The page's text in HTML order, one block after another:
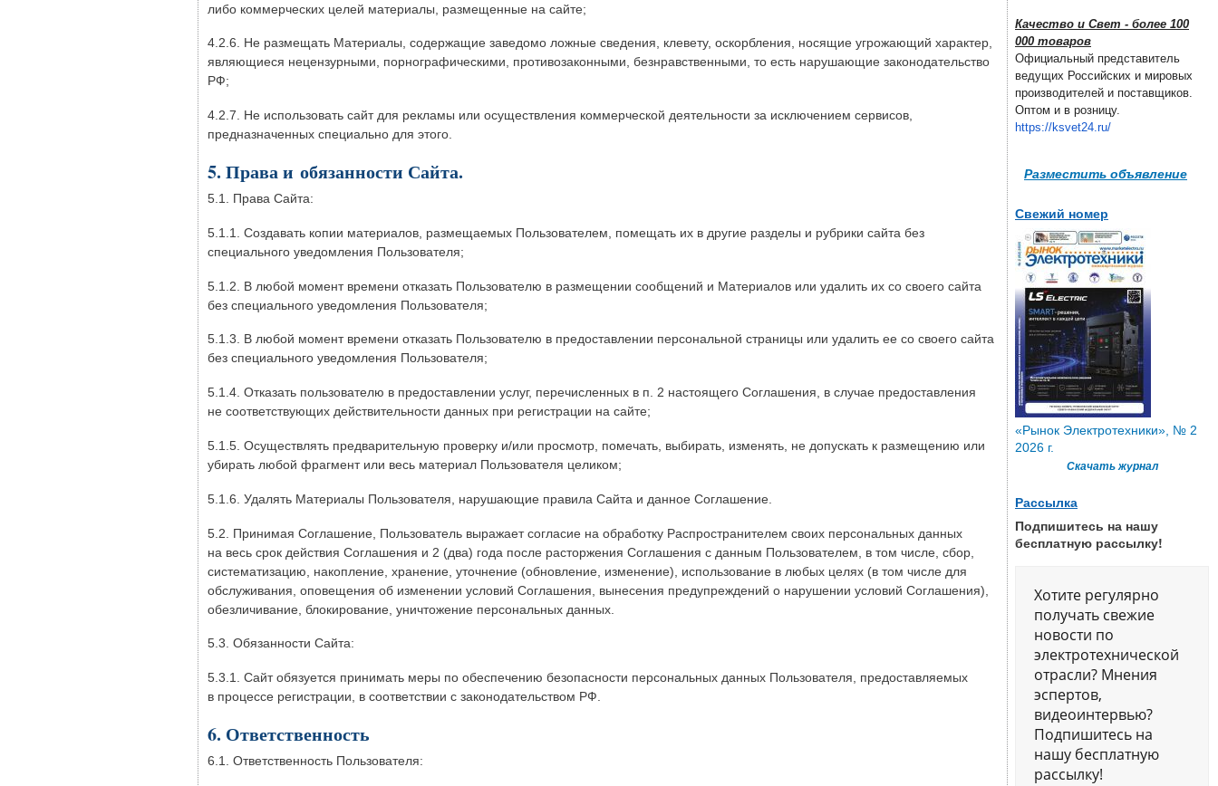
либо коммерческих целей материалы, размещенные на сайте;
4.2.6. Не размещать Материалы, содержащие заведомо ложные сведения, клевету, оскорбления, носящие угрожающий характер,
являющиеся нецензурными, порнографическими, противозаконными, безнравственными, то есть нарушающие законодательство
РФ;
4.2.7. Не использовать сайт для рекламы или осуществления коммерческой деятельности за исключением сервисов,
предназначенных специально для этого.
5. Права и обязанности Сайта.
5.1. Права Сайта:
5.1.1. Создавать копии материалов, размещаемых Пользователем, помещать их в другие разделы и рубрики сайта без
специального уведомления Пользователя;
5.1.2. В любой момент времени отказать Пользователю в размещении сообщений и Материалов или удалить их со своего сайта
без специального уведомления Пользователя;
5.1.3. В любой момент времени отказать Пользователю в предоставлении персональной страницы или удалить ее со своего сайта
без специального уведомления Пользователя;
5.1.4. Отказать пользователю в предоставлении услуг, перечисленных в п. 2 настоящего Соглашения, в случае предоставления
не соответствующих действительности данных при регистрации на сайте;
5.1.5. Осуществлять предварительную проверку и/или просмотр, помечать, выбирать, изменять, не допускать к размещению или
убирать любой фрагмент или весь материал Пользователя целиком;
5.1.6. Удалять Материалы Пользователя, нарушающие правила Сайта и данное Соглашение.
5.2. Принимая Соглашение, Пользователь выражает согласие на обработку Распространителем своих персональных данных
на весь срок действия Соглашения и 2 (два) года после расторжения Соглашения с данным Пользователем, в том числе, сбор,
систематизацию, накопление, хранение, уточнение (обновление, изменение), использование в любых целях (в том числе для
обслуживания, оповещения об изменении условий Соглашения, вынесения предупреждений о нарушении условий Соглашения),
обезличивание, блокирование, уничтожение персональных данных.
5.3. Обязанности Сайта:
5.3.1. Сайт обязуется принимать меры по обеспечению безопасности персональных данных Пользователя, предоставляемых
в процессе регистрации, в соответствии с законодательством РФ.
6. Ответственность
6.1. Ответственность Пользователя:
Качество и Свет - более 100
000 товаров
Официальный представитель
ведущих Российских и мировых
производителей и поставщиков.
Оптом и в розницу.
https://ksvet24.ru/
Разместить объявление
Свежий номер
«Рынок Электротехники», № 2
2026 г.
Скачать журнал
Рассылка
Подпишитесь на нашу
бесплатную рассылку!
Хотите регулярно
получать свежие
новости по
электротехнической
отрасли? Мнения
эспертов,
видеоинтервью?
Подпишитесь на
нашу бесплатную
рассылку!